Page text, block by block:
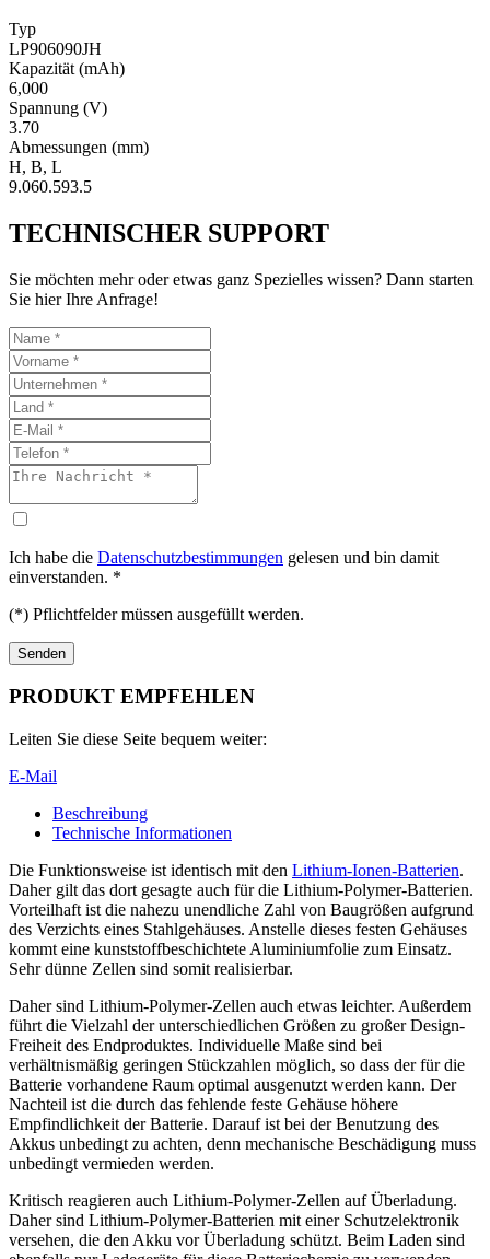
Typ
LP906090JH
Kapa­zität (mAh)
6,000
Span­nung (V)
3.70
Ab­mes­sungen (mm)
H, B, L
9.060.593.5
TECHNISCHER SUPPORT
Sie möchten mehr oder etwas ganz Spezielles wissen? Dann starten
Sie hier Ihre Anfrage!
Ich habe die Datenschutzbestimmungen gelesen und bin damit
einverstanden. *
(*) Pflichtfelder müssen ausgefüllt werden.
PRODUKT EMPFEHLEN
Leiten Sie diese Seite bequem weiter:
E-Mail
Beschreibung
Technische Informationen
Die Funktionsweise ist identisch mit den Lithium-Ionen-Batterien.
Daher gilt das dort gesagte auch für die Lithium-Polymer-Batterien.
Vorteilhaft ist die nahezu unendliche Zahl von Baugrößen aufgrund
des Verzichts eines Stahlgehäuses. Anstelle dieses festen Gehäuses
kommt eine kunststoffbeschichtete Aluminiumfolie zum Einsatz.
Sehr dünne Zellen sind somit realisierbar.
Daher sind Lithium-Polymer-Zellen auch etwas leichter. Außerdem
führt die Vielzahl der unterschiedlichen Größen zu großer Design-
Freiheit des Endproduktes. Individuelle Maße sind bei
verhältnismäßig geringen Stückzahlen möglich, so dass der für die
Batterie vorhandene Raum optimal ausgenutzt werden kann. Der
Nachteil ist die durch das fehlende feste Gehäuse höhere
Empfindlichkeit der Batterie. Darauf ist bei der Benutzung des
Akkus unbedingt zu achten, denn mechanische Beschädigung muss
unbedingt vermieden werden.
Kritisch reagieren auch Lithium-Polymer-Zellen auf Überladung.
Daher sind Lithium-Polymer-Batterien mit einer Schutzelektronik
versehen, die den Akku vor Überladung schützt. Beim Laden sind